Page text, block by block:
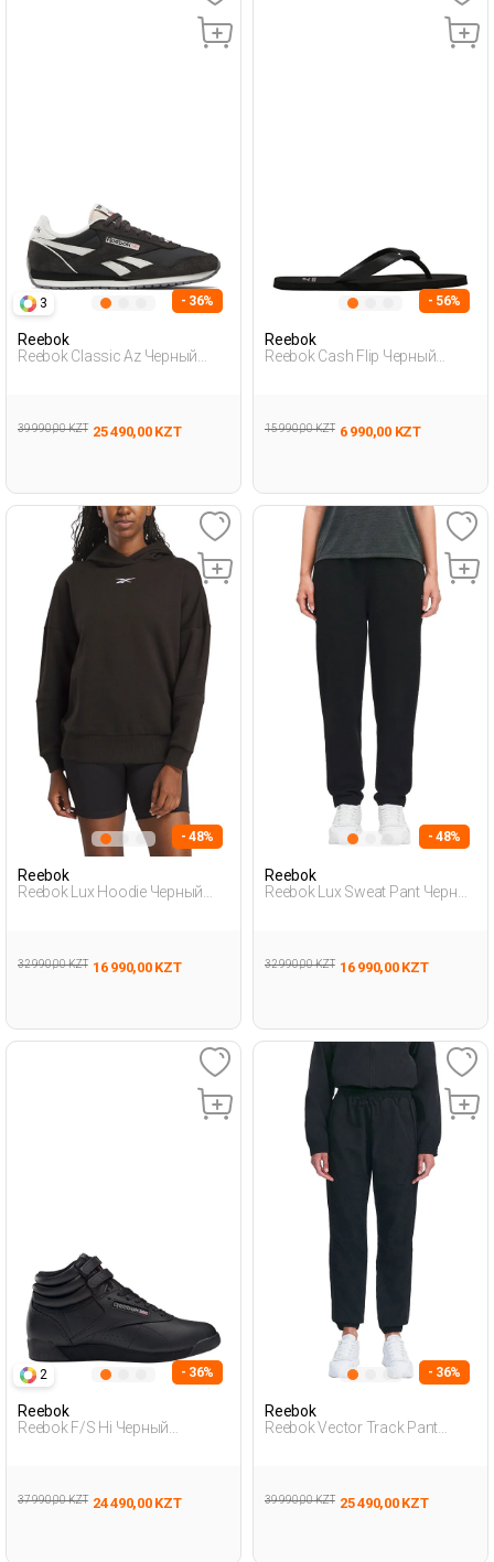
3 - 36%
Reebok
Reebok Classic Az Черный
39 990,00 KZT 25 490,00 KZT
- 56%
Reebok
Reebok Cash Flip Черный
15 990,00 KZT 6 990,00 KZT
- 48%
Reebok
Reebok Lux Hoodie Черный
32 990,00 KZT 16 990,00 KZT
- 48%
Reebok
Reebok Lux Sweat Pant Черный
32 990,00 KZT 16 990,00 KZT
2 - 36%
Reebok
Reebok F/S Hi Черный
37 990,00 KZT 24 490,00 KZT
- 36%
Reebok
Reebok Vector Track Pant
39 990,00 KZT 25 490,00 KZT